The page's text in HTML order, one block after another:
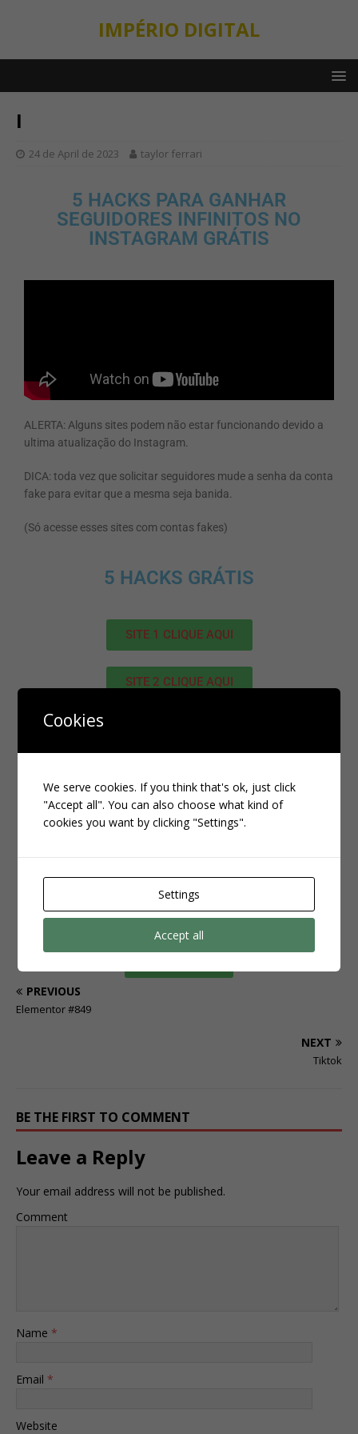
IMPÉRIO DIGITAL
I
24 de April de 2023 taylor ferrari
5 HACKS PARA GANHAR
SEGUIDORES INFINITOS NO
INSTAGRAM GRÁTIS
ALERTA: Alguns sites podem não estar funcionando devido a
ultima atualização do Instagram.
DICA: toda vez que solicitar seguidores mude a senha da conta
fake para evitar que a mesma seja banida.
(Só acesse esses sites com contas fakes)
5 HACKS GRÁTIS
SITE 1 CLIQUE AQUI
SITE 2 CLIQUE AQUI
SITE 5 CLIQUE AQUI
MELHOR SITE PARA ADQUIRIR
SEGUIDORES BRASILEIROS
DE QUALIDADE:
PREVIOUS
Elementor #849
NEXT
Tiktok
BE THE FIRST TO COMMENT
Leave a Reply
Your email address will not be published.
Comment
Name *
Email *
Website
Cookies
We serve cookies. If you think that's ok, just click
"Accept all". You can also choose what kind of
cookies you want by clicking "Settings".
Settings
Accept all